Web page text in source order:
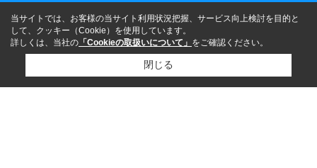
当サイトでは、お客様の当サイト利用状況把握、サービス向上検討を目的と
して、クッキー（Cookie）を使用しています。
詳しくは、当社の 「Cookieの取扱いについて」 をご確認ください。
閉じる